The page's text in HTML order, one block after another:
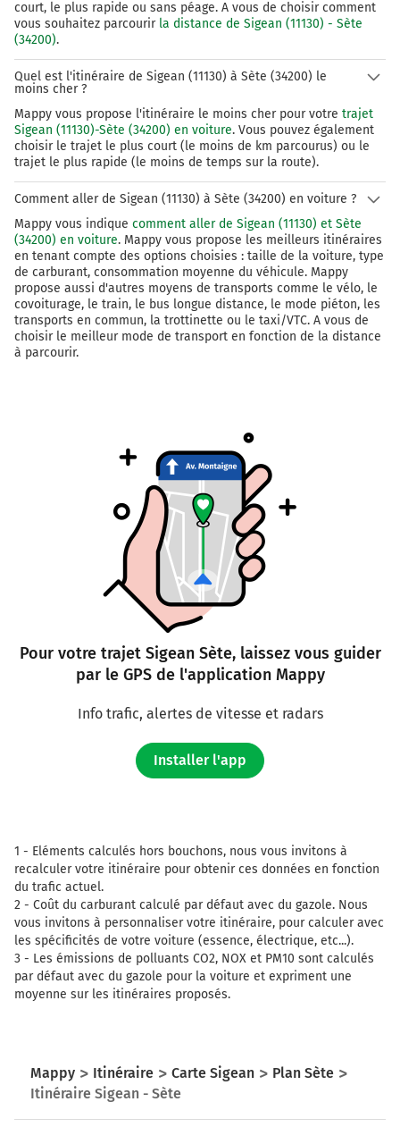
court, le plus rapide ou sans péage. A vous de choisir comment
vous souhaitez parcourir la distance de Sigean (11130) - Sète
(34200).
Quel est l'itinéraire de Sigean (11130) à Sète (34200) le
moins cher ?
Mappy vous propose l'itinéraire le moins cher pour votre trajet
Sigean (11130)-Sète (34200) en voiture. Vous pouvez également
choisir le trajet le plus court (le moins de km parcourus) ou le
trajet le plus rapide (le moins de temps sur la route).
Comment aller de Sigean (11130) à Sète (34200) en voiture ?
Mappy vous indique comment aller de Sigean (11130) et Sète
(34200) en voiture. Mappy vous propose les meilleurs itinéraires
en tenant compte des options choisies : taille de la voiture, type
de carburant, consommation moyenne du véhicule. Mappy
propose aussi d'autres moyens de transports comme le vélo, le
covoiturage, le train, le bus longue distance, le mode piéton, les
transports en commun, la trottinette ou le taxi/VTC. A vous de
choisir le meilleur mode de transport en fonction de la distance
à parcourir.
Pour votre trajet Sigean Sète, laissez vous guider
par le GPS de l'application Mappy
Info trafic, alertes de vitesse et radars
Installer l'app
1 - Eléments calculés hors bouchons, nous vous invitons à
recalculer votre itinéraire pour obtenir ces données en fonction
du trafic actuel.
2 - Coût du carburant calculé par défaut avec du gazole. Nous
vous invitons à personnaliser votre itinéraire, pour calculer avec
les spécificités de votre voiture (essence, électrique, etc...).
3 - Les émissions de polluants CO2, NOX et PM10 sont calculés
par défaut avec du gazole pour la voiture et expriment une
moyenne sur les itinéraires proposés.
Mappy Itinéraire Carte Sigean
Plan Sète
Itinéraire Sigean - Sète